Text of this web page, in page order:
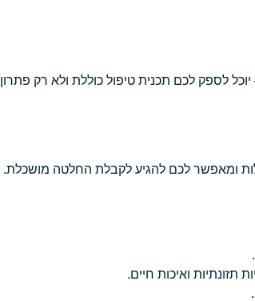
לספק לכם תכנית טיפול כוללת ולא רק פתרון
ומאפשר לכם להגיע לקבלת החלטה מושכלת.